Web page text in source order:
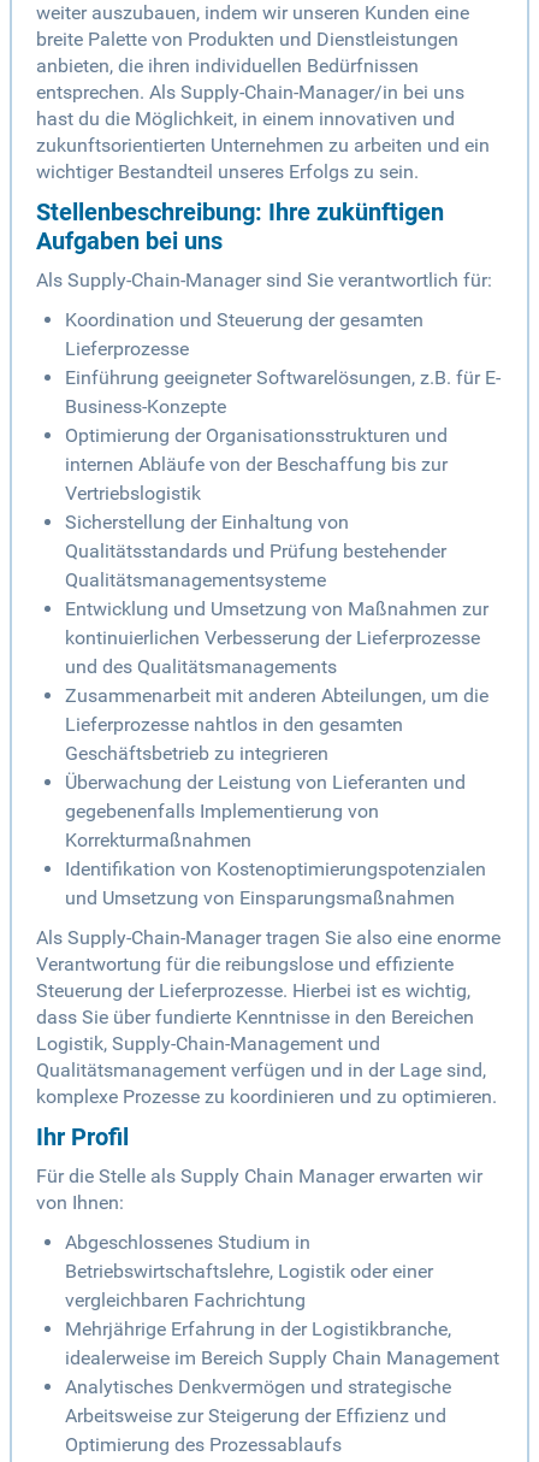
weiter auszubauen, indem wir unseren Kunden eine
breite Palette von Produkten und Dienstleistungen
anbieten, die ihren individuellen Bedürfnissen
entsprechen. Als Supply-Chain-Manager/in bei uns
hast du die Möglichkeit, in einem innovativen und
zukunftsorientierten Unternehmen zu arbeiten und ein
wichtiger Bestandteil unseres Erfolgs zu sein.
Stellenbeschreibung: Ihre zukünftigen
Aufgaben bei uns
Als Supply-Chain-Manager sind Sie verantwortlich für:
Koordination und Steuerung der gesamten
Lieferprozesse
Einführung geeigneter Softwarelösungen, z.B. für E-
Business-Konzepte
Optimierung der Organisationsstrukturen und
internen Abläufe von der Beschaffung bis zur
Vertriebslogistik
Sicherstellung der Einhaltung von
Qualitätsstandards und Prüfung bestehender
Qualitätsmanagementsysteme
Entwicklung und Umsetzung von Maßnahmen zur
kontinuierlichen Verbesserung der Lieferprozesse
und des Qualitätsmanagements
Zusammenarbeit mit anderen Abteilungen, um die
Lieferprozesse nahtlos in den gesamten
Geschäftsbetrieb zu integrieren
Überwachung der Leistung von Lieferanten und
gegebenenfalls Implementierung von
Korrekturmaßnahmen
Identifikation von Kostenoptimierungspotenzialen
und Umsetzung von Einsparungsmaßnahmen
Als Supply-Chain-Manager tragen Sie also eine enorme
Verantwortung für die reibungslose und effiziente
Steuerung der Lieferprozesse. Hierbei ist es wichtig,
dass Sie über fundierte Kenntnisse in den Bereichen
Logistik, Supply-Chain-Management und
Qualitätsmanagement verfügen und in der Lage sind,
komplexe Prozesse zu koordinieren und zu optimieren.
Ihr Profil
Für die Stelle als Supply Chain Manager erwarten wir
von Ihnen:
Abgeschlossenes Studium in
Betriebswirtschaftslehre, Logistik oder einer
vergleichbaren Fachrichtung
Mehrjährige Erfahrung in der Logistikbranche,
idealerweise im Bereich Supply Chain Management
Analytisches Denkvermögen und strategische
Arbeitsweise zur Steigerung der Effizienz und
Optimierung des Prozessablaufs